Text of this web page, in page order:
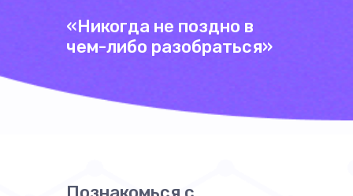
«Никогда не поздно в
чем-либо разобраться»